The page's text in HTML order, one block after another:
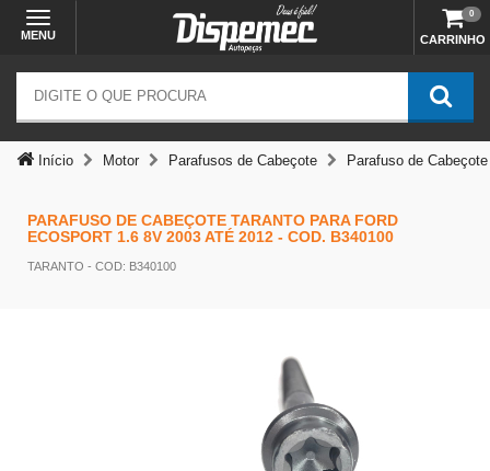
MENU CARRINHO
0
Início Motor Parafusos de Cabeçote Parafuso de
PARAFUSO DE CABEÇOTE TARANTO PARA FORD
ECOSPORT 1.6 8V 2003 ATÉ 2012 - COD. B340100
TARANTO - COD: B340100
adequadas